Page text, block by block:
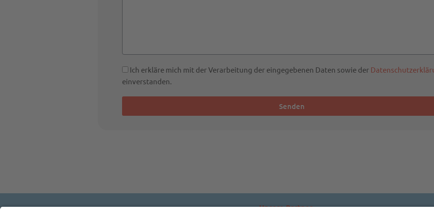
Ich erkläre mich mit der Verarbeitung der eingegebenen Daten sowie der
einverstanden.
Senden
Unsere Partner